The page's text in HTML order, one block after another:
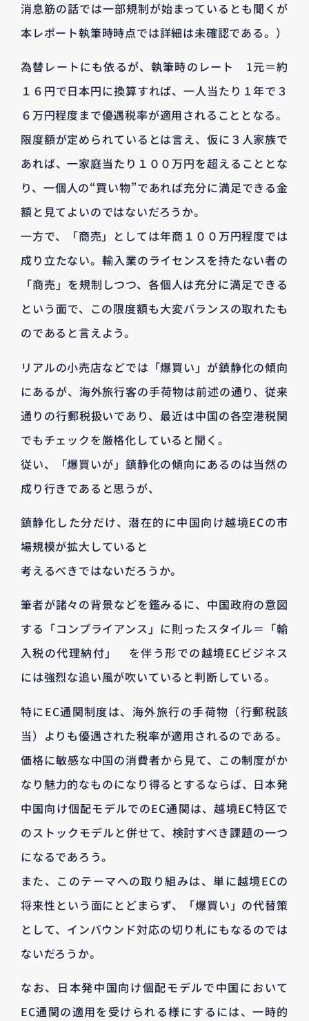
消息筋の話では一部規制が始まっているとも聞くが
本レポート執筆時時点では詳細は未確認である。）
為替レートにも依るが、執筆時のレート 1元＝約
１６円で日本円に換算すれば、一人当たり１年で３
６万円程度まで優遇税率が適用されることとなる。
限度額が定められているとは言え、仮に３人家族で
あれば、一家庭当たり１００万円を超えることとな
り、一個人の“買い物”であれば充分に満足できる金
額と見てよいのではないだろうか。
一方で、「商売」としては年商１００万円程度では
成り立たない。輸入業のライセンスを持たない者の
「商売」を規制しつつ、各個人は充分に満足できる
という面で、この限度額も大変バランスの取れたも
のであると言えよう。
リアルの小売店などでは「爆買い」が鎮静化の傾向
にあるが、海外旅行客の手荷物は前述の通り、従来
通りの行郵税扱いであり、最近は中国の各空港税関
でもチェックを厳格化していると聞く。
従い、「爆買いが」鎮静化の傾向にあるのは当然の
成り行きであると思うが、
鎮静化した分だけ、潜在的に中国向け越境ECの市
場規模が拡大していると
考えるべきではないだろうか。
筆者が諸々の背景などを鑑みるに、中国政府の意図
する「コンプライアンス」に則ったスタイル＝「輸
入税の代理納付」 を伴う形での越境ECビジネス
には強烈な追い風が吹いていると判断している。
特にEC通関制度は、海外旅行の手荷物（行郵税該
当）よりも優遇された税率が適用されるのである。
価格に敏感な中国の消費者から見て、この制度がか
なり魅力的なものになり得るとするならば、日本発
中国向け個配モデルでのEC通関は、越境EC特区で
のストックモデルと併せて、検討すべき課題の一つ
になるであろう。
また、このテーマへの取り組みは、単に越境ECの
将来性という面にとどまらず、「爆買い」の代替策
として、インバウンド対応の切り札にもなるのでは
ないだろうか。
なお、日本発中国向け個配モデルで中国において
EC通関の適用を受けられる様にするには、一時的